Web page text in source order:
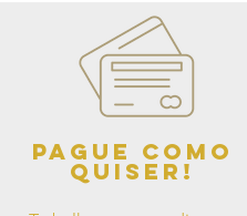
Pague como
quiser!